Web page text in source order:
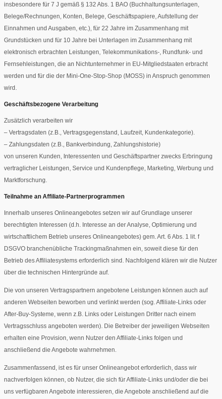
insbesondere für 7 J gemäß § 132 Abs. 1 BAO (Buchhaltungsunterlagen,
Belege/Rechnungen, Konten, Belege, Geschäftspapiere, Aufstellung der
Einnahmen und Ausgaben, etc.), für 22 Jahre im Zusammenhang mit
Grundstücken und für 10 Jahre bei Unterlagen im Zusammenhang mit
elektronisch erbrachten Leistungen, Telekommunikations-, Rundfunk- und
Fernsehleistungen, die an Nichtunternehmer in EU-Mitgliedstaaten erbracht
werden und für die der Mini-One-Stop-Shop (MOSS) in Anspruch genommen
wird.
Geschäftsbezogene Verarbeitung
Zusätzlich verarbeiten wir
– Vertragsdaten (z.B., Vertragsgegenstand, Laufzeit, Kundenkategorie).
– Zahlungsdaten (z.B., Bankverbindung, Zahlungshistorie)
von unseren Kunden, Interessenten und Geschäftspartner zwecks Erbringung
vertraglicher Leistungen, Service und Kundenpflege, Marketing, Werbung und
Marktforschung.
Teilnahme an Affiliate-Partnerprogrammen
Innerhalb unseres Onlineangebotes setzen wir auf Grundlage unserer
berechtigten Interessen (d.h. Interesse an der Analyse, Optimierung und
wirtschaftlichem Betrieb unseres Onlineangebotes) gem. Art. 6 Abs. 1 lit. f
DSGVO branchenübliche Trackingmaßnahmen ein, soweit diese für den
Betrieb des Affiliatesystems erforderlich sind. Nachfolgend klären wir die Nutzer
über die technischen Hintergründe auf.
Die von unseren Vertragspartnern angebotene Leistungen können auch auf
anderen Webseiten beworben und verlinkt werden (sog. Affiliate-Links oder
After-Buy-Systeme, wenn z.B. Links oder Leistungen Dritter nach einem
Vertragsschluss angeboten werden). Die Betreiber der jeweiligen Webseiten
erhalten eine Provision, wenn Nutzer den Affiliate-Links folgen und
anschließend die Angebote wahrnehmen.
Zusammenfassend, ist es für unser Onlineangebot erforderlich, dass wir
nachverfolgen können, ob Nutzer, die sich für Affiliate-Links und/oder die bei
uns verfügbaren Angebote interessieren, die Angebote anschließend auf die